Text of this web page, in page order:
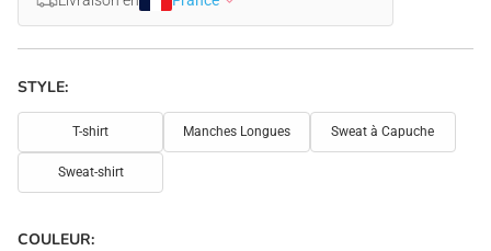
STYLE:
T-shirt Manches Longues Sweat à Capuche
Sweat-shirt
COULEUR: